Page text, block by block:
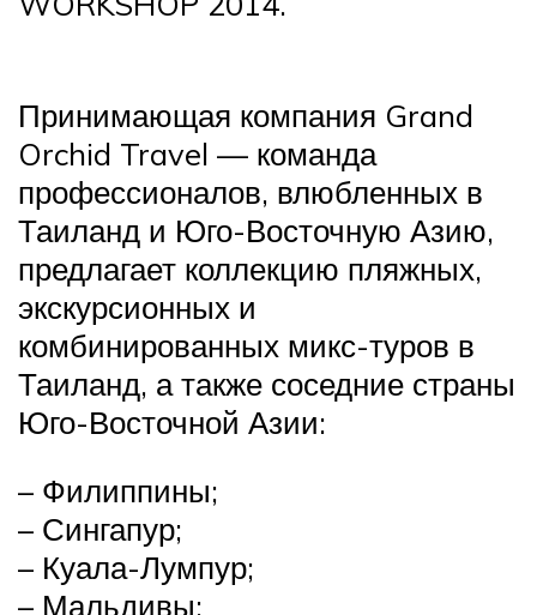
Принимающая компания Grand
Orchid Travel — команда
профессионалов, влюбленных в
Таиланд и Юго-Восточную Азию,
предлагает коллекцию пляжных,
экскурсионных и
комбинированных микс-туров в
Таиланд, а также соседние страны
Юго-Восточной Азии:
– Филиппины;
– Сингапур;
– Куала-Лумпур;
– Мальдивы;